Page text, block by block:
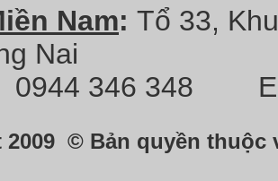
Nam: Tổ 33,
Nai
0944 346 348
2009 © Bản quyền thuộc